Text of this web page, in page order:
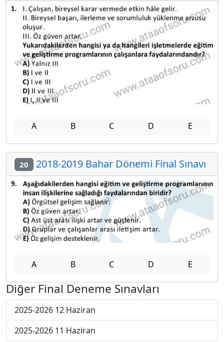
A B C D E
20 2018-2019 Bahar Dönemi Final Sınavı
A B C D E
Diğer Final Deneme Sınavları
2025-2026 12 Haziran
2025-2026 11 Haziran